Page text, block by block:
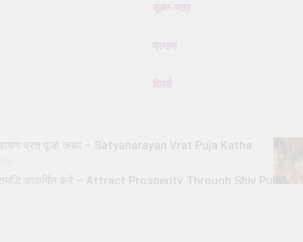
सूक्त-मंत्र
प्रमाण
विमर्श
व्रत पूजा कथा – Satyanarayan Vrat Puja Katha
समृद्धि आकर्षित करें – Attract Prosperity Through Shiv Puja